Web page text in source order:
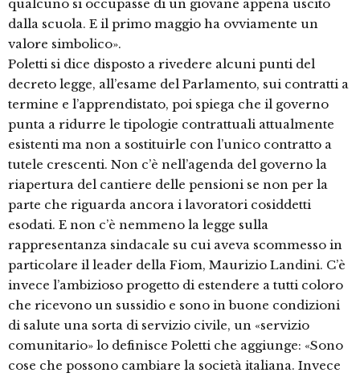
qualcuno si occupasse di un giovane appena uscito
dalla scuola. E il primo maggio ha ovviamente un
valore simbolico».
Poletti si dice disposto a rivedere alcuni punti del
decreto legge, all’esame del Parlamento, sui contratti a
termine e l’apprendistato, poi spiega che il governo
punta a ridurre le tipologie contrattuali attualmente
esistenti ma non a sostituirle con l’unico contratto a
tutele crescenti. Non c’è nell’agenda del governo la
riapertura del cantiere delle pensioni se non per la
parte che riguarda ancora i lavoratori cosiddetti
esodati. E non c’è nemmeno la legge sulla
rappresentanza sindacale su cui aveva scommesso in
particolare il leader della Fiom, Maurizio Landini. C’è
invece l’ambizioso progetto di estendere a tutti coloro
che ricevono un sussidio e sono in buone condizioni
di salute una sorta di servizio civile, un «servizio
comunitario» lo definisce Poletti che aggiunge: «Sono
cose che possono cambiare la società italiana. Invece